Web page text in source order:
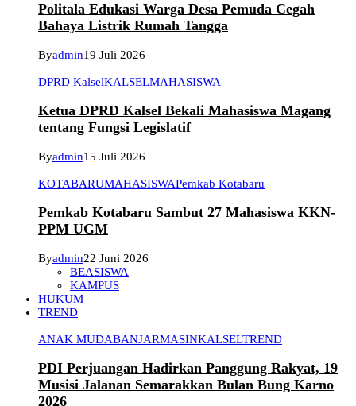
Politala Edukasi Warga Desa Pemuda Cegah
Bahaya Listrik Rumah Tangga
Byadmin19 Juli 2026
DPRD KalselKALSELMAHASISWA
Ketua DPRD Kalsel Bekali Mahasiswa Magang
tentang Fungsi Legislatif
Byadmin15 Juli 2026
KOTABARUMAHASISWAPemkab Kotabaru
Pemkab Kotabaru Sambut 27 Mahasiswa KKN-
PPM UGM
Byadmin22 Juni 2026
BEASISWA
KAMPUS
HUKUM
TREND
ANAK MUDABANJARMASINKALSELTREND
PDI Perjuangan Hadirkan Panggung Rakyat, 19
Musisi Jalanan Semarakkan Bulan Bung Karno
2026